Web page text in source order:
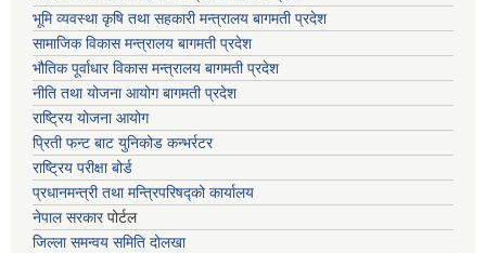
भूमि व्यवस्था कृषि तथा सहकारी मन्त्रालय बागमती प्रदेश
सामाजिक विकास मन्त्रालय बागमती प्रदेश
भौतिक पूर्वाधार विकास मन्त्रालय बागमती प्रदेश
नीति तथा योजना आयोग बागमती प्रदेश
राष्ट्रिय योजना आयोग
प्रिती फन्ट बाट युनिकोड कन्भर्रटर
राष्ट्रिय परीक्षा बोर्ड
प्रधानमन्त्री तथा मन्त्रिपरिषद्को कार्यालय
नेपाल सरकारपोर्टल
जिल्ला समन्वय समिति दोलखा